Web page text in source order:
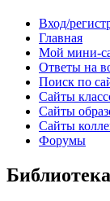
Вход/
Главная
Мой мини-
Ответы на
Поиск по
Сайты
Сайты
Сайты
Форумы
Библиотека